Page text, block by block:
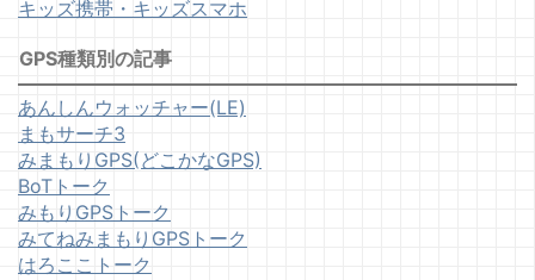
キッズ携帯・キッズスマホ
GPS種類別の記事
あんしんウォッチャー(LE)
まもサーチ3
みまもりGPS(どこかなGPS)
BoTトーク
みもりGPSトーク
みてねみまもりGPSトーク
はろここトーク